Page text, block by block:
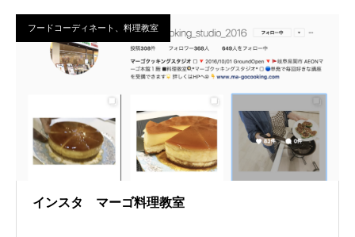
フードコーディネート、料理教室
インスタ マーゴ料理教室